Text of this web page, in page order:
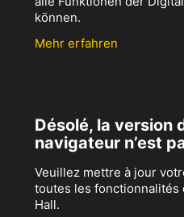
können.
Mehr erfahren
Désolé, la version
navigateur n’est
Veuillez mettre à jour
toutes les fonctionnalités
Hall.